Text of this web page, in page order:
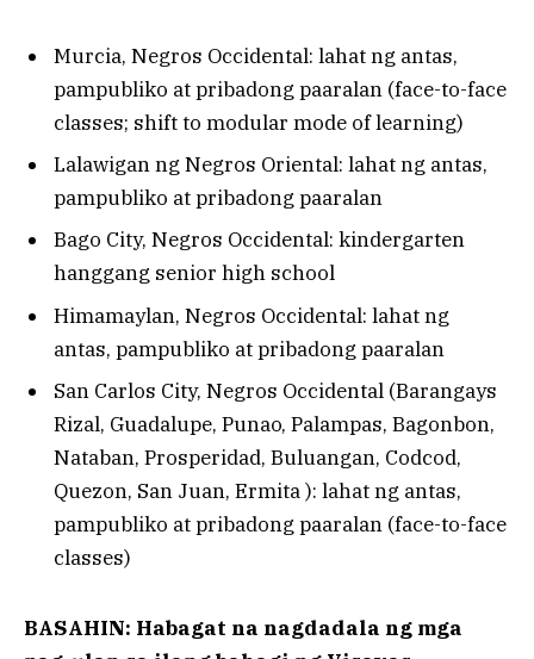
Murcia, Negros Occidental: lahat ng antas,
pampubliko at pribadong paaralan (face-to-face
classes; shift to modular mode of learning)
Lalawigan ng Negros Oriental: lahat ng antas,
pampubliko at pribadong paaralan
Bago City, Negros Occidental: kindergarten
hanggang senior high school
Himamaylan, Negros Occidental: lahat ng
antas, pampubliko at pribadong paaralan
San Carlos City, Negros Occidental (Barangays
Rizal, Guadalupe, Punao, Palampas, Bagonbon,
Nataban, Prosperidad, Buluangan, Codcod,
Quezon, San Juan, Ermita ): lahat ng antas,
pampubliko at pribadong paaralan (face-to-face
classes)
BASAHIN: Habagat na nagdadala ng mga